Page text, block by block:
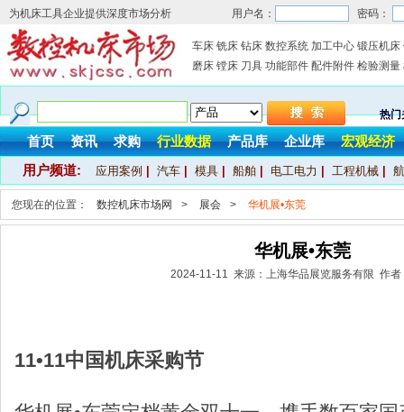
为机床工具企业提供深度市场分析 用户名： 密码：
车床 铣床 钻床 数控系统 加工中心 锻压机床
磨床 镗床 刀具 功能部件 配件附件 检验测量
热门
首页 资讯 求购 行业数据 产品库 企业库 宏观经济
用户频道: 应用案例 汽车 模具 船舶 电工电力 工程机械
您现在的位置： 数控机床市场网 > 展会 > 华机展•东莞
华机展•东莞
2024-11-11 来源：上海华品展览服务有限 作者
11•11中国机床采购节